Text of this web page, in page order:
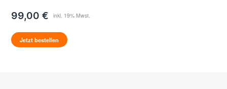
99,00 €
Jetzt bestellen